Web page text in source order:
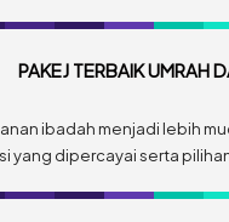
PAKEJ TERBAIK UMRAH
ibadah menjadi lebih
yang dipercayai serta